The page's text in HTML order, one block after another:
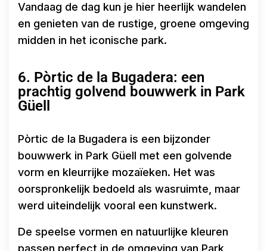
Vandaag de dag kun je hier heerlijk wandelen
en genieten van de rustige, groene omgeving
midden in het iconische park.
6. Pòrtic de la Bugadera: een
prachtig golvend bouwwerk in Park
Güell
Pòrtic de la Bugadera is een bijzonder
bouwwerk in Park Güell met een golvende
vorm en kleurrijke mozaïeken. Het was
oorspronkelijk bedoeld als wasruimte, maar
werd uiteindelijk vooral een kunstwerk.
De speelse vormen en natuurlijke kleuren
passen perfect in de omgeving van Park